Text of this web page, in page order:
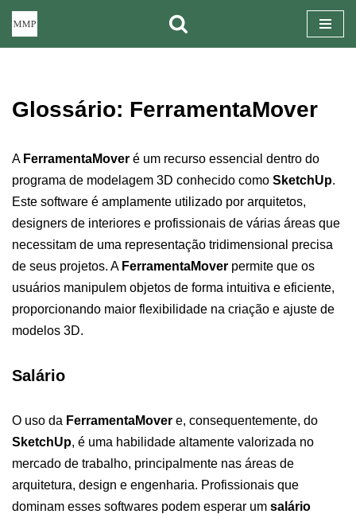
conteúdo
Glossário: FerramentaMover
A FerramentaMover é um recurso essencial dentro do
programa de modelagem 3D conhecido como SketchUp.
Este software é amplamente utilizado por arquitetos,
designers de interiores e profissionais de várias áreas que
necessitam de uma representação tridimensional precisa
de seus projetos. A FerramentaMover permite que os
usuários manipulem objetos de forma intuitiva e eficiente,
proporcionando maior flexibilidade na criação e ajuste de
modelos 3D.
Salário
O uso da FerramentaMover e, consequentemente, do
SketchUp, é uma habilidade altamente valorizada no
mercado de trabalho, principalmente nas áreas de
arquitetura, design e engenharia. Profissionais que
dominam esses softwares podem esperar um salário